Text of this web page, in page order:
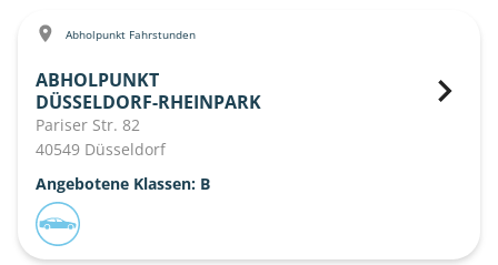
Abholpunkt Fahrstunden
ABHOLPUNKT
DÜSSELDORF-RHEINPARK
Pariser Str. 82
40549 Düsseldorf
Angebotene Klassen: B